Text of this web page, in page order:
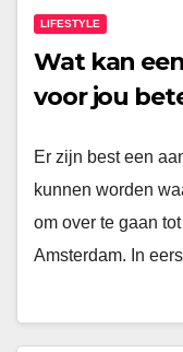
LIFESTYLE
Wat kan
voor jou
Er zijn best een
kunnen worden
om over te gaan
Amsterdam. In